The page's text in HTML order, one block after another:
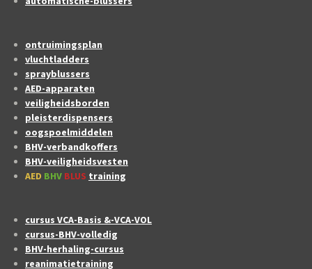
ontruimingsplan
vluchtladders
sprayblussers
AED-apparaten
veiligheidsborden
pleisterdispensers
oogspoelmiddelen
BHV-verbandkoffers
BHV-veiligheidsvesten
AED BHV BLUS training
cursus VCA-Basis &-VCA-VOL
cursus-BHV-volledig
BHV-herhaling-cursus
reanimatietraining